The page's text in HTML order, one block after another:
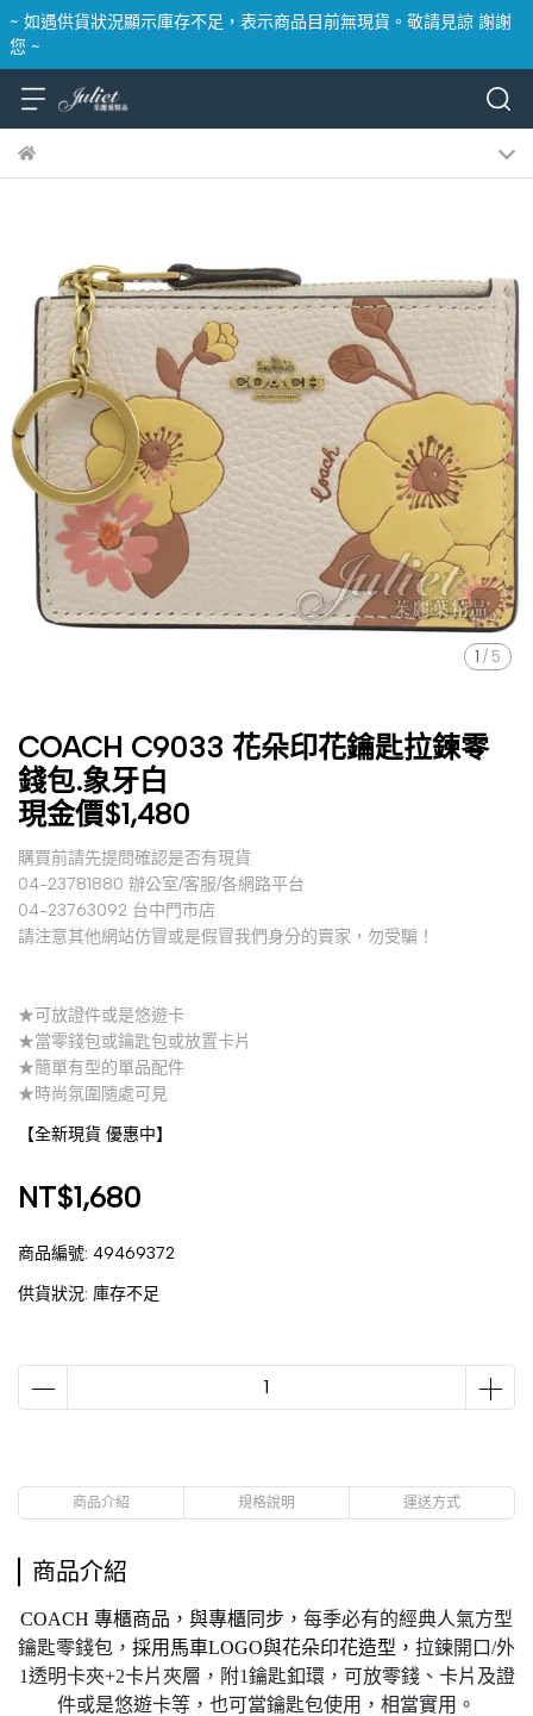
~ 如遇供貨狀況顯示庫存不足，表示商品目前無現貨。敬請見諒 謝謝
您 ~
1 / 5
COACH C9033 花朵印花鑰匙拉鍊零
錢包.象牙白
現金價$1,480
購買前請先提問確認是否有現貨
04-23781880 辦公室/客服/各網路平台
04-23763092 台中門市店
請注意其他網站仿冒或是假冒我們身分的賣家，勿受騙！
★可放證件或是悠遊卡
★當零錢包或鑰匙包或放置卡片
★簡單有型的單品配件
★時尚氛圍隨處可見
【全新現貨 優惠中】
NT$1,680
商品編號: 49469372
供貨狀況: 庫存不足
商品介紹 規格說明 運送方式
商品介紹
COACH 專櫃商品 ，與專櫃同步 ， 每季必有的經典人氣方型
鑰匙零錢包， 採用馬車LOGO與花朵印花造型， 拉鍊開口/外
1透明卡夾+2卡片夾層，附1鑰匙釦環，可放零錢、卡片及證
件或是悠遊卡等，也可當鑰匙包使用，相當實用。